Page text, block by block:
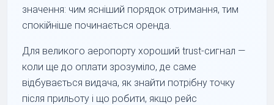
значення: чим ясніший порядок отримання, тим
спокійніше починається оренда.
Для великого аеропорту хороший trust-сигнал —
коли ще до оплати зрозуміло, де саме
відбувається видача, як знайти потрібну точку
після прильоту і що робити, якщо рейс